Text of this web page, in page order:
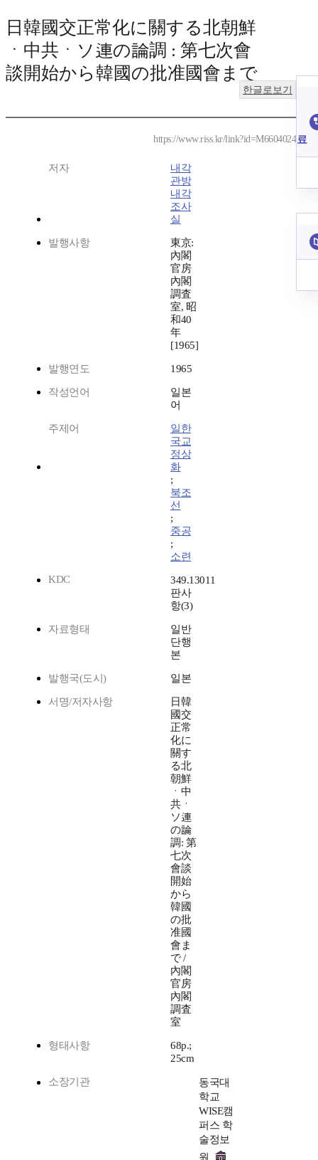
日韓國交正常化に關する北朝鮮
ㆍ中共ㆍソ連の論調 : 第七次會
談開始から韓國の批准國會まで
한글로보기
https://www.riss.kr/link?id=M6604024
저자
내각
관방
내각
조사
실
발행사항
東京:
內閣
官房
內閣
調査
室, 昭
和40
年
[1965]
발행연도 1965
작성언어
일본
어
주제어
일한
국교
정상
화
;
북조
선
;
중공
;
소련
KDC
349.13011
판사
항(3)
자료형태
일반
단행
본
발행국(도시) 일본
서명/저자사항
日韓
國交
正常
化に
關す
る北
朝鮮
ㆍ中
共ㆍ
ソ連
の論
調: 第
七次
會談
開始
から
韓國
の批
准國
會ま
で /
內閣
官房
內閣
調査
室
형태사항
68p.;
25cm
소장기관
동국대
학교
WISE캠
퍼스 학
술정보
원
료